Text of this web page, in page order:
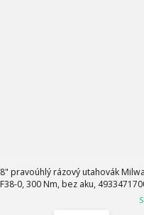
pravoúhlý rázový utahovák
0, 300 Nm, bez aku,